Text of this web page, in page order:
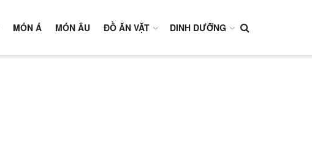
MÓN Á MÓN ÂU ĐỒ ĂN VẶT DINH DƯỠNG